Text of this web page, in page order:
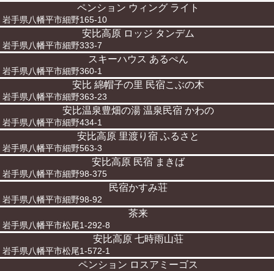
ペンション ウィング ライト
岩手県八幡平市細野165-10
安比高原 ロッジ タンデム
岩手県八幡平市細野333-7
スキーハウス あるぺん
岩手県八幡平市細野360-1
安比 綿帽子の里 民宿こぶの木
岩手県八幡平市細野363-23
安比温泉豊畑の湯 温泉民宿 かわの
岩手県八幡平市細野434-1
安比高原 里渡り宿 ふるさと
岩手県八幡平市細野563-3
安比高原 民宿 まきば
岩手県八幡平市細野98-375
民宿かすみ荘
岩手県八幡平市細野98-92
茶来
岩手県八幡平市松尾1-292-8
安比高原 七時雨山荘
岩手県八幡平市松尾1-572-1
ペンション ロスアミーゴス